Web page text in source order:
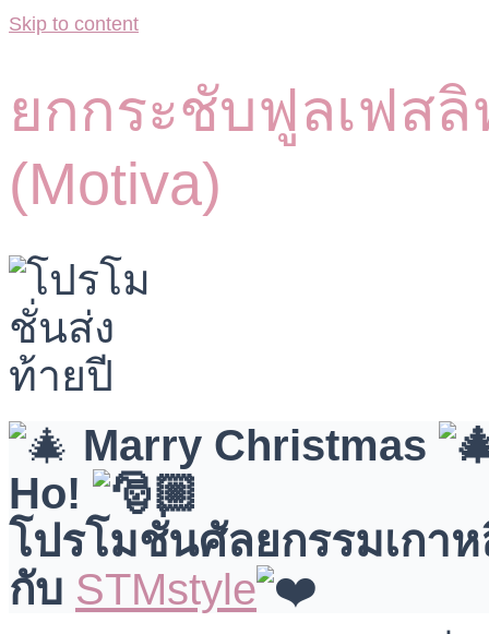
Skip to content
ยกกระชับฟูลเฟส
(Motiva)
Marry Christmas
Ho!
โปรโมชั่นศัลยกรรมเกา
กับ STMstyle